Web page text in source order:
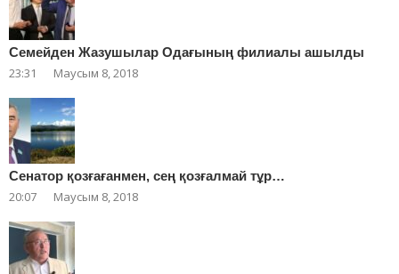
Cемейден Жазушылар Одағының филиалы ашылды
23:31 Маусым 8, 2018
Сенатор қозғағанмен, сең қозғалмай тұр…
20:07 Маусым 8, 2018